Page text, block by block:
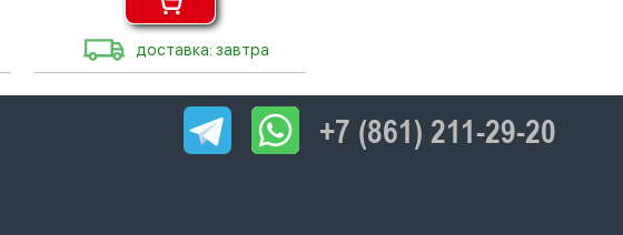
доставка: завтра
+7 (861) 211-29-20